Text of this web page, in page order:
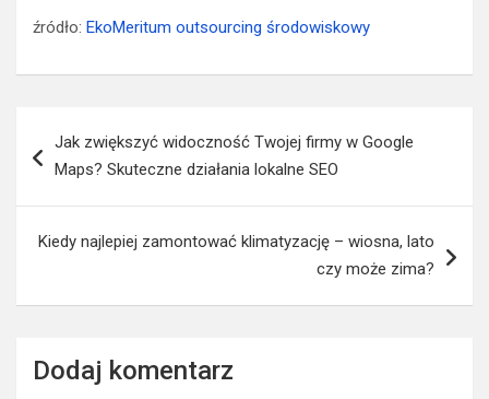
źródło: EkoMeritum outsourcing środowiskowy
wpisu
Jak zwiększyć widoczność Twojej firmy w Google
Maps? Skuteczne działania lokalne SEO
Kiedy najlepiej zamontować klimatyzację – wiosna, lato
czy może zima?
Dodaj komentarz